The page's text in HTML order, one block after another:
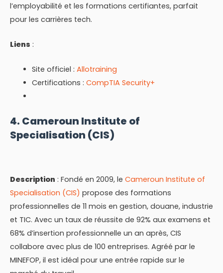
l’employabilité et les formations certifiantes, parfait
pour les carrières tech.
Liens :
Site officiel : Allotraining
Certifications : CompTIA Security+
4. Cameroun Institute of
Specialisation (CIS)
Description : Fondé en 2009, le Cameroun Institute of
Specialisation (CIS) propose des formations
professionnelles de 11 mois en gestion, douane, industrie
et TIC. Avec un taux de réussite de 92% aux examens et
68% d’insertion professionnelle un an après, CIS
collabore avec plus de 100 entreprises. Agréé par le
MINEFOP, il est idéal pour une entrée rapide sur le